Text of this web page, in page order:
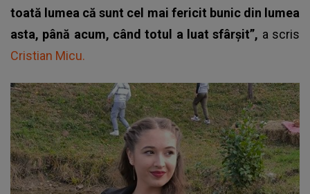
toată lumea că sunt cel mai fericit bunic din lumea
asta, până acum, când totul a luat sfârșit”, a scris
Cristian Micu.